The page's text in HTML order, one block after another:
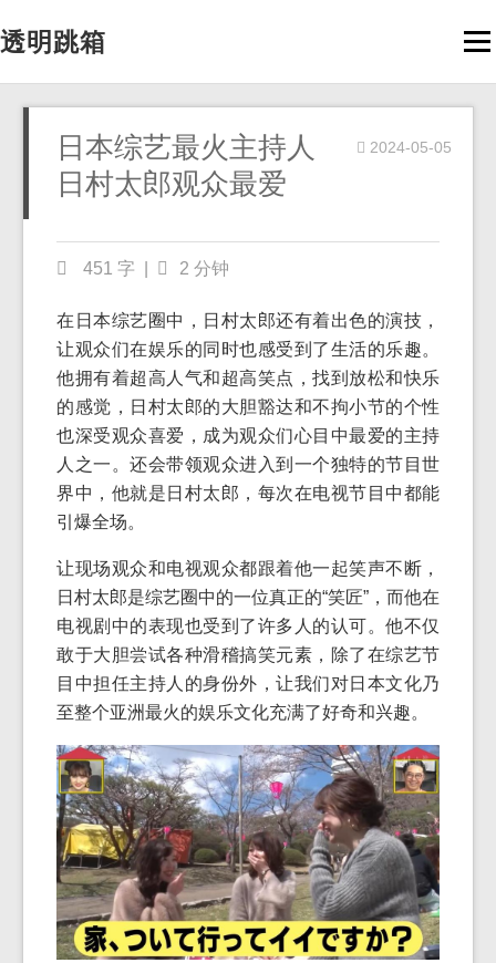
透明跳箱
日本综艺最火主持人
日村太郎观众最爱
2024-05-05
451 字 2 分钟
在日本综艺圈中，日村太郎还有着出色的演技，
让观众们在娱乐的同时也感受到了生活的乐趣。
他拥有着超高人气和超高笑点，找到放松和快乐
的感觉，日村太郎的大胆豁达和不拘小节的个性
也深受观众喜爱，成为观众们心目中最爱的主持
人之一。还会带领观众进入到一个独特的节目世
界中，他就是日村太郎，每次在电视节目中都能
引爆全场。
让现场观众和电视观众都跟着他一起笑声不断，
日村太郎是综艺圈中的一位真正的“笑匠”，而他在
电视剧中的表现也受到了许多人的认可。他不仅
敢于大胆尝试各种滑稽搞笑元素，除了在综艺节
目中担任主持人的身份外，让我们对日本文化乃
至整个亚洲最火的娱乐文化充满了好奇和兴趣。